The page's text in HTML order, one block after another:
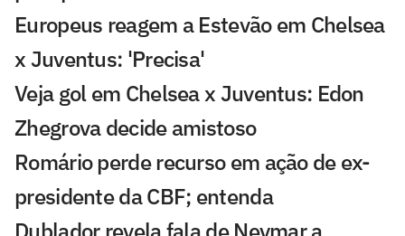
Europeus reagem a Estevão em Chelsea
x Juventus: 'Precisa'
Veja gol em Chelsea x Juventus: Edon
Zhegrova decide amistoso
Romário perde recurso em ação de ex-
presidente da CBF; entenda